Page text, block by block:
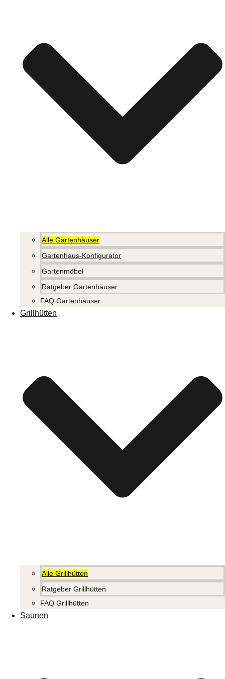
Alle Gartenhäuser
Gartenhaus-Konfigurator
Gartenmöbel
Ratgeber Gartenhäuser
FAQ Gartenhäuser
Grillhütten
Alle Grillhütten
Ratgeber Grillhütten
FAQ Grillhütten
Saunen